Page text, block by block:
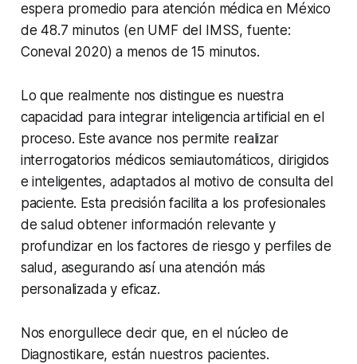
espera promedio para atención médica en México
de 48.7 minutos (en UMF del IMSS, fuente:
Coneval 2020) a menos de 15 minutos.
Lo que realmente nos distingue es nuestra
capacidad para integrar inteligencia artificial en el
proceso. Este avance nos permite realizar
interrogatorios médicos semiautomáticos, dirigidos
e inteligentes, adaptados al motivo de consulta del
paciente. Esta precisión facilita a los profesionales
de salud obtener información relevante y
profundizar en los factores de riesgo y perfiles de
salud, asegurando así una atención más
personalizada y eficaz.
Nos enorgullece decir que, en el núcleo de
Diagnostikare, están nuestros pacientes.